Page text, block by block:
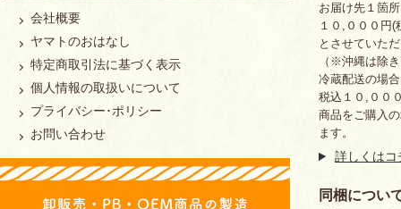
会社概要
ヤマトのおはなし
特定商取引法に基づく表示
個人情報の取扱いについて
プライバシー･ポリシー
お問い合わせ
お届け先１箇
１０,０００円
とさせていた
（※沖縄は除
冷蔵配送の場
税込１０,００
商品をご購入
ます。
詳しくはコ
同梱につい